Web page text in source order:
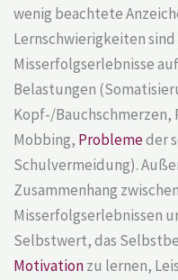
wenig beachtete
Lernschwierigkeiten
Misserfolgserlebnisse
Belastungen
Kopf-/
Mobbing, Problemeder
Schulvermeidung).
Zusammenhang
Misserfolgserlebnissen
Selbstwert, das
Motivationzu lernen,